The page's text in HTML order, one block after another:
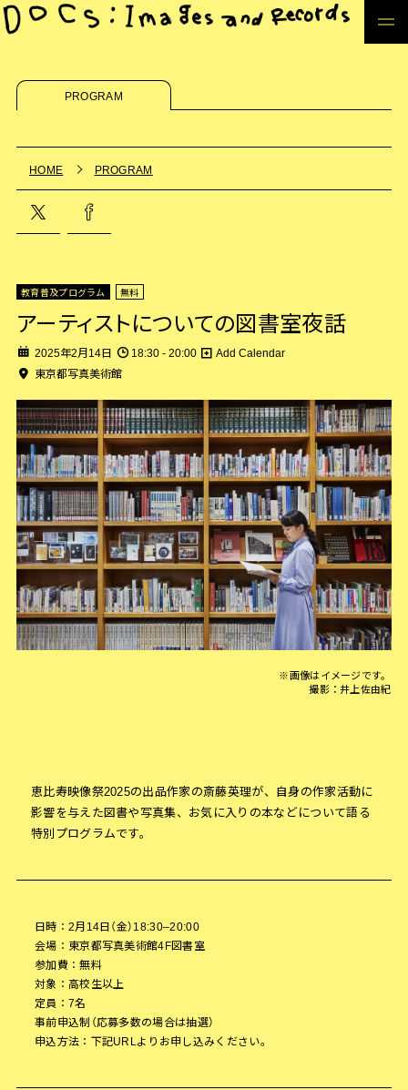
PROGRAM
HOME PROGRAM
教育普及プログラム 無料
アーティストについての図書室夜話
2025年2月14日 18:30 - 20:00
Add Calendar
東京都写真美術館
※画像はイメージです。
撮影：井上佐由紀
恵比寿映像祭2025の出品作家の斎藤英理が、自身の作家活動に
影響を与えた図書や写真集、お気に入りの本などについて語る
特別プログラムです。
日時：2月14日（金）18:30–20:00
会場：東京都写真美術館4F図書室
参加費：無料
対象：高校生以上
定員：7名
事前申込制（応募多数の場合は抽選）
申込方法：下記URLよりお申し込みください。